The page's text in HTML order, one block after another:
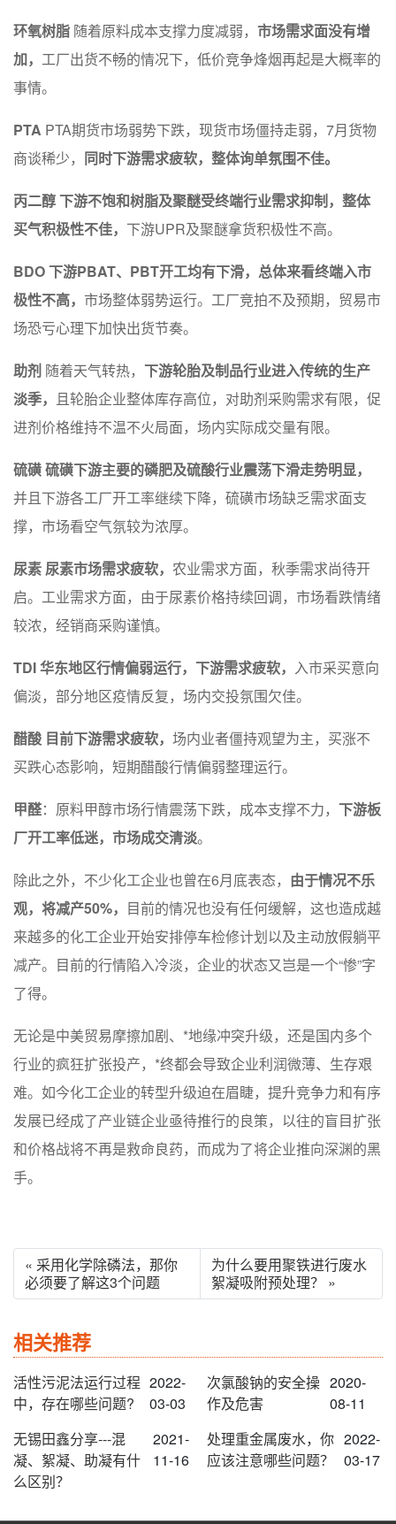
环氧树脂 随着原料成本支撑力度减弱， 市场需求面没有增
加， 工厂出货不畅的情况下，低价竞争烽烟再起是大概率的
事情。
PTA PTA期货市场弱势下跌，现货市场僵持走弱，7月货物
商谈稀少， 同时下游需求疲软，整体询单氛围不佳。
丙二醇 下游不饱和树脂及聚醚受终端行业需求抑制，整体
买气积极性不佳， 下游UPR及聚醚拿货积极性不高。
BDO 下游PBAT、PBT开工均有下滑，总体来看终端入市
极性不高， 市场整体弱势运行。工厂竞拍不及预期，贸易市
场恐亏心理下加快出货节奏。
助剂 随着天气转热， 下游轮胎及制品行业进入传统的生产
淡季， 且轮胎企业整体库存高位，对助剂采购需求有限，促
进剂价格维持不温不火局面，场内实际成交量有限。
硫磺硫磺下游主要的磷肥及硫酸行业震荡下滑走势明显，
并且下游各工厂开工率继续下降，硫磺市场缺乏需求面支
撑，市场看空气氛较为浓厚。
尿素 尿素市场需求疲软， 农业需求方面，秋季需求尚待开
启。工业需求方面，由于尿素价格持续回调，市场看跌情绪
较浓，经销商采购谨慎。
TDI华东地区行情偏弱运行，下游需求疲软， 入市采买意向
偏淡，部分地区疫情反复，场内交投氛围欠佳。
醋酸 目前下游需求疲软， 场内业者僵持观望为主，买涨不
买跌心态影响，短期醋酸行情偏弱整理运行。
甲醛：原料甲醇市场行情震荡下跌，成本支撑不力， 下游板
厂开工率低迷，市场成交清淡。
除此之外，不少化工企业也曾在6月底表态， 由于情况不乐
观，将减产50%， 目前的情况也没有任何缓解，这也造成越
来越多的化工企业开始安排停车检修计划以及主动放假躺平
减产。目前的行情陷入冷淡，企业的状态又岂是一个“惨”字
了得。
无论是中美贸易摩擦加剧、*地缘冲突升级，还是国内多个
行业的疯狂扩张投产，*终都会导致企业利润微薄、生存艰
难。如今化工企业的转型升级迫在眉睫，提升竞争力和有序
发展已经成了产业链企业亟待推行的良策，以往的盲目扩张
和价格战将不再是救命良药，而成为了将企业推向深渊的黑
手。
« 采用化学除磷法，那你
必须要了解这3个问题
为什么要用聚铁进行废水
絮凝吸附预处理？ »
相关推荐
活性污泥法运行过程
中，存在哪些问题?
2022-
03-03
次氯酸钠的安全操
作及危害
2020-
08-11
无锡田鑫分享---混
凝、絮凝、助凝有什
么区别？
2021-
11-16
处理重金属废水，你
应该注意哪些问题？
2022-
03-17